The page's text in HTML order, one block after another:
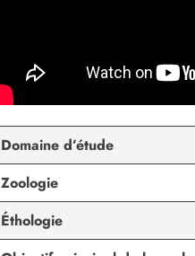
Domaine d’étude
Zoologie
Éthologie